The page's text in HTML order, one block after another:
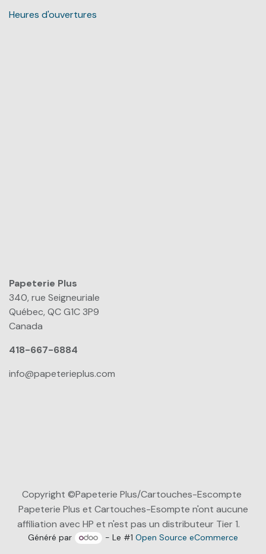
Heures d'ouvertures
Papeterie Plus​
340, rue Seigneuriale
Québec, QC G1C 3P9
Canada
418-667-6884
info@papeterieplus.com
Copyright ©Papeterie Plus/Cartouches-Escompte
Papeterie Plus et Cartouches-Esompte n'ont aucune
affiliation avec HP et n'est pas un distributeur Tier 1.
Généré par - Le #1Open Source eCommerce